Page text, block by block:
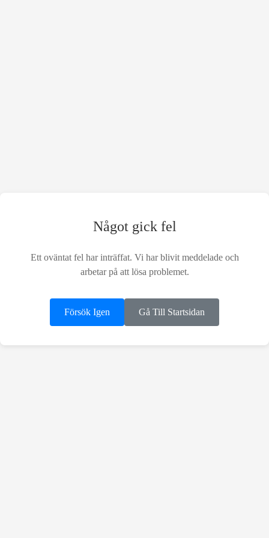
Något gick fel
Ett oväntat fel har inträffat. Vi har blivit meddelade och
arbetar på att lösa problemet.
Försök Igen Gå Till Startsidan